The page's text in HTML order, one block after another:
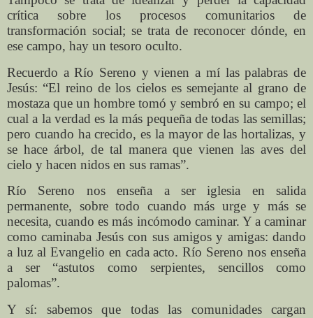
crítica sobre los procesos comunitarios de
transformación social; se trata de reconocer dónde, en
ese campo, hay un tesoro oculto.
Recuerdo a Río Sereno y vienen a mí las palabras de
Jesús: “El reino de los cielos es semejante al grano de
mostaza que un hombre tomó y sembró en su campo; el
cual a la verdad es la más pequeña de todas las semillas;
pero cuando ha crecido, es la mayor de las hortalizas, y
se hace árbol, de tal manera que vienen las aves del
cielo y hacen nidos en sus ramas”.
Río Sereno nos enseña a ser iglesia en salida
permanente, sobre todo cuando más urge y más se
necesita, cuando es más incómodo caminar. Y a caminar
como caminaba Jesús con sus amigos y amigas: dando
a luz al Evangelio en cada acto. Río Sereno nos enseña
a ser “astutos como serpientes, sencillos como
palomas”.
Y sí: sabemos que todas las comunidades cargan